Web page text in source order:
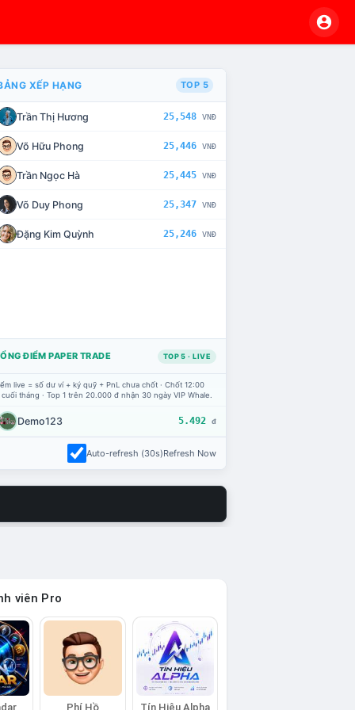
CHẾ TÀI XỬ LÝ VI PHẠM
XẾP HẠNG TOP 5
Trần Thị Hương 25,548 VNĐ
Võ Hữu Phong 25,446 VNĐ
Trần Ngọc Hà 25,445 VNĐ
Võ Duy Phong 25,347 VNĐ
Đặng Kim Quỳnh 25,246 VNĐ
ĐIỂM PAPER TRADE TOP 5 · LIVE
live = số dư ví + ký quỹ + PnL chưa chốt · Chốt 12:00
tháng · Top 1 trên 20.000 đ nhận 30 ngày VIP Whale.
Demo123 5.492 đ
Auto-refresh (30s)Refresh Now
viên Pro
Phí Hồ Tín Hiệu Alpha